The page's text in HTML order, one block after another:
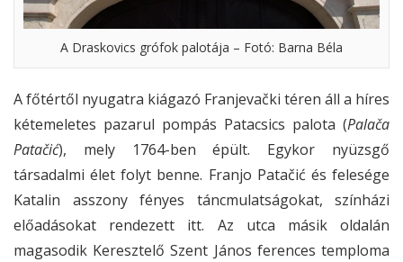
A Draskovics grófok palotája – Fotó: Barna Béla
A főtértől nyugatra kiágazó Franjevački téren áll a híres
kétemeletes pazarul pompás Patacsics palota (Palača
Patačić), mely 1764-ben épült. Egykor nyüzsgő
társadalmi élet folyt benne. Franjo Patačić és felesége
Katalin asszony fényes táncmulatságokat, színházi
előadásokat rendezett itt. Az utca másik oldalán
magasodik Keresztelő Szent János ferences temploma